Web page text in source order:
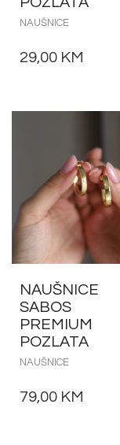
NAUŠNICE
29,00 KM
NAUŠNICE
SABOS
PREMIUM
POZLATA
NAUŠNICE
79,00 KM